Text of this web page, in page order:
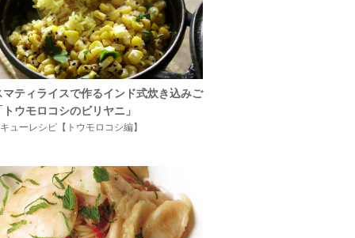
マティライスで作るインド式炊き込みご
ウモロコシのビリヤニ」
ューレシピ【トウモロコシ編】